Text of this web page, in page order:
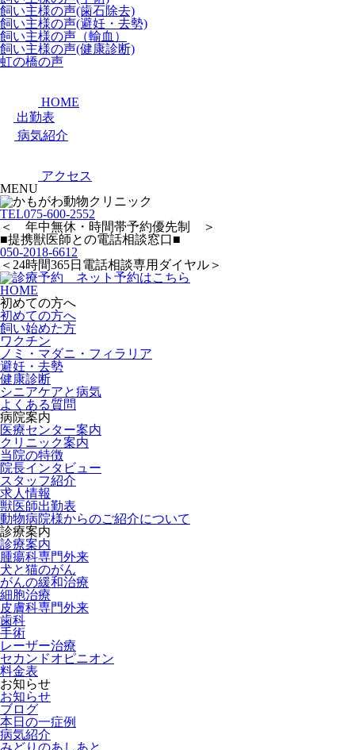
飼い主様の声(歯石除去)
飼い主様の声(避妊・去勢)
飼い主様の声（輸血）
飼い主様の声(健康診断)
虹の橋の声
HOME
出勤表
病気紹介
アクセス
MENU
TEL075-600-2552
＜ 年中無休・時間帯予約優先制 ＞
■提携獣医師との電話相談窓口■
050-2018-6612
＜24時間365日電話相談専用ダイヤル＞
HOME
初めての方へ
初めての方へ
飼い始めた方
ワクチン
ノミ・マダニ・フィラリア
避妊・去勢
健康診断
シニアケアと病気
よくある質問
病院案内
医療センター案内
クリニック案内
当院の特徴
院長インタビュー
スタッフ紹介
求人情報
獣医師出勤表
動物病院様からのご紹介について
診療案内
診療案内
腫瘍科専門外来
犬と猫のがん
がんの緩和治療
細胞治療
皮膚科専門外来
歯科
手術
レーザー治療
セカンドオピニオン
料金表
お知らせ
お知らせ
ブログ
本日の一症例
病気紹介
みどりのあしあと